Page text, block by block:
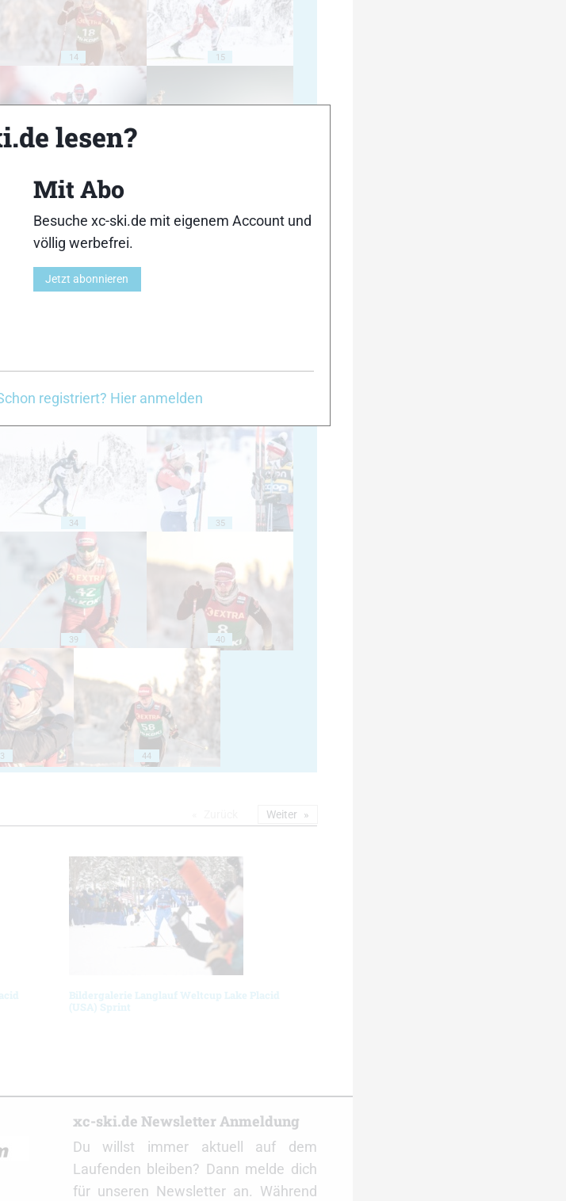
14 15
24
29
34 35
39 40
44
Bildergalerie Langlauf Weltcup Lake Placid
(USA) Sprint
Weiter
xc-ski.de Newsletter Anmeldung
Du willst immer aktuell auf dem
Laufenden bleiben? Dann melde dich
für unseren Newsletter an. Während
lesen?
Mit Abo
Besuche xc-ski.de mit eigenem Account und
völlig werbefrei.
Jetzt abonnieren
registriert? Hier anmelden